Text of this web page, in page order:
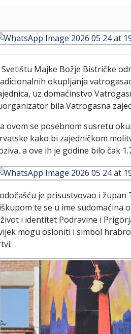
Svetištu Majke Božje Bistričke
okupljanja
uz domaćinstvo
bila Vatrogasna
ovom se posebnom susretu
kako bi zajedničkom
a ove ih je godine bilo čak
je prisustvovao i
te se u ime
i identitet Podravine i
mogu osloniti i simbol